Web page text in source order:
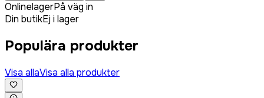
OnlinelagerPå väg in
Din butikEj i lager
Populära produkter
Visa allaVisa alla produkter